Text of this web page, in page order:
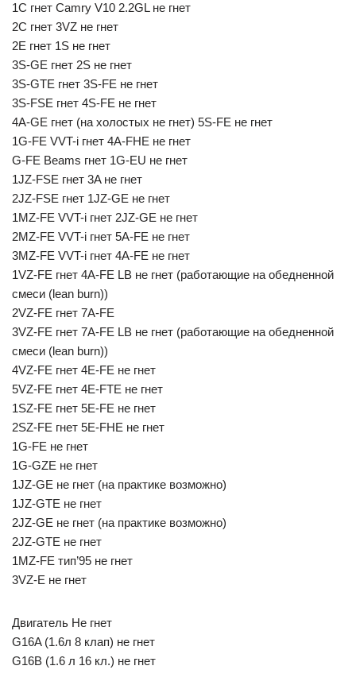
1С гнет Camry V10 2.2GL не гнет
2С гнет 3VZ не гнет
2E гнет 1S не гнет
3S-GE гнет 2S не гнет
3S-GTE гнет 3S-FE не гнет
3S-FSE гнет 4S-FE не гнет
4A-GE гнет (на холостых не гнет) 5S-FE не гнет
1G-FE VVT-i гнет 4A-FHE не гнет
G-FE Beams гнет 1G-EU не гнет
1JZ-FSE гнет 3A не гнет
2JZ-FSE гнет 1JZ-GE не гнет
1MZ-FE VVT-i гнет 2JZ-GE не гнет
2MZ-FE VVT-i гнет 5A-FE не гнет
3MZ-FE VVT-i гнет 4A-FE не гнет
1VZ-FE гнет 4A-FE LB не гнет (работающие на обедненной
смеси (lean burn))
2VZ-FE гнет 7A-FE
3VZ-FE гнет 7A-FE LB не гнет (работающие на обедненной
смеси (lean burn))
4VZ-FE гнет 4E-FE не гнет
5VZ-FE гнет 4E-FTE не гнет
1SZ-FE гнет 5E-FE не гнет
2SZ-FE гнет 5E-FHE не гнет
1G-FE не гнет
1G-GZE не гнет
1JZ-GE не гнет (на практике возможно)
1JZ-GTE не гнет
2JZ-GE не гнет (на практике возможно)
2JZ-GTE не гнет
1MZ-FE тип’95 не гнет
3VZ-E не гнет
Двигатель Не гнет
G16A (1.6л 8 клап) не гнет
G16B (1.6 л 16 кл.) не гнет